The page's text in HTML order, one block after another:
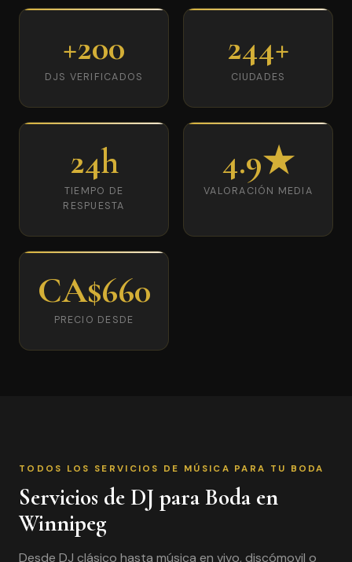
+200
DJS VERIFICADOS
244+
CIUDADES
24h
TIEMPO DE
RESPUESTA
4.9★
VALORACIÓN MEDIA
CA$660
PRECIO DESDE
TODOS LOS SERVICIOS DE MÚSICA PARA TU BODA
Servicios de DJ para Boda en
Winnipeg
Desde DJ clásico hasta música en vivo, discómovil o